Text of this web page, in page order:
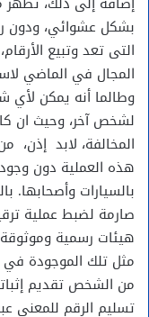
بشكل عشوائي، ودون
التى تعد وتبيع
المجال في الماضي
وطالما أنه يمكن
لشخص آخر، وحيث ان
المخالفة، لابد إذن،
هذه العملية دون
بالسيارات وأصحابها.
صارمة لضبط عملية
هيئات رسمية وموثوقة.
مثل تلك الموجودة في
من الشخص تقديم
تسليم الرقم للمعني